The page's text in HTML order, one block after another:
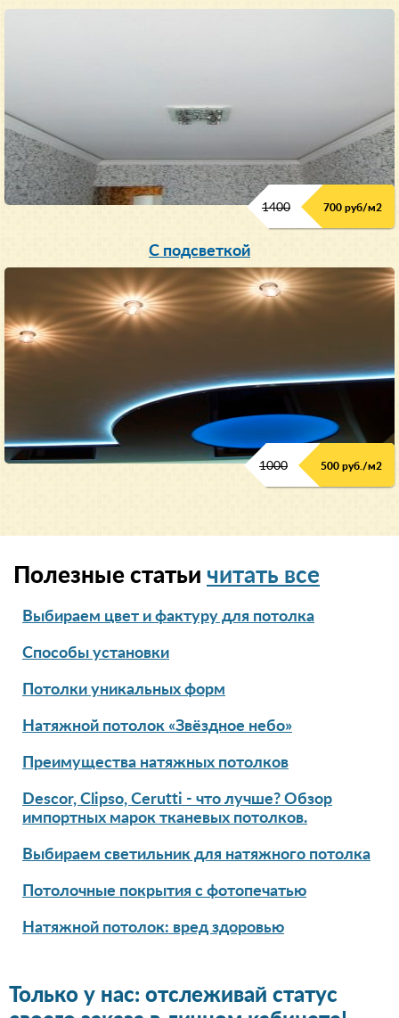
1400 700 руб/м2
С подсветкой
1000 500 руб./м2
Полезные статьи читать все
Выбираем цвет и фактуру для потолка
Способы установки
Потолки уникальных форм
Натяжной потолок «Звёздное небо»
Преимущества натяжных потолков
Descor, Clipso, Cerutti - что лучше? Обзор
импортных марок тканевых потолков.
Выбираем светильник для натяжного потолка
Потолочные покрытия с фотопечатью
Натяжной потолок: вред здоровью
Только у нас: отслеживай статус